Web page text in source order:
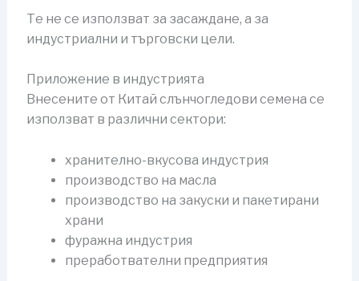
Те не се използват за засаждане, а за
индустриални и търговски цели.
Приложение в индустрията
Внесените от Китай слънчогледови семена се
използват в различни сектори:
хранително-вкусова индустрия
производство на масла
производство на закуски и пакетирани
храни
фуражна индустрия
преработвателни предприятия